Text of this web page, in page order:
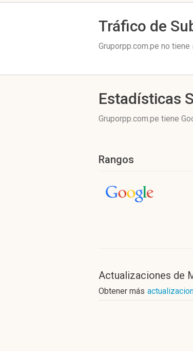
Tráfico de
Gruporpp.com.pe no
Estadísticas
Gruporpp.com.pe tiene
Rangos
Actualizaciones de
Obtener más